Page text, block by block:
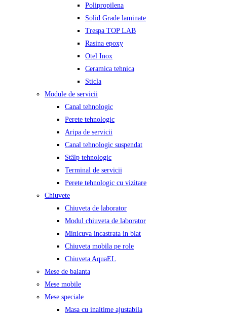
Polipropilena
Solid Grade laminate
Trespa TOP LAB
Rasina epoxy
Otel Inox
Ceramica tehnica
Sticla
Module de servicii
Canal tehnologic
Perete tehnologic
Aripa de servicii
Canal tehnologic suspendat
Stâlp tehnologic
Terminal de servicii
Perete tehnologic cu vizitare
Chiuvete
Chiuveta de laborator
Modul chiuveta de laborator
Minicuva incastrata in blat
Chiuveta mobila pe role
Chiuveta AquaEL
Mese de balanta
Mese mobile
Mese speciale
Masa cu inaltime ajustabila